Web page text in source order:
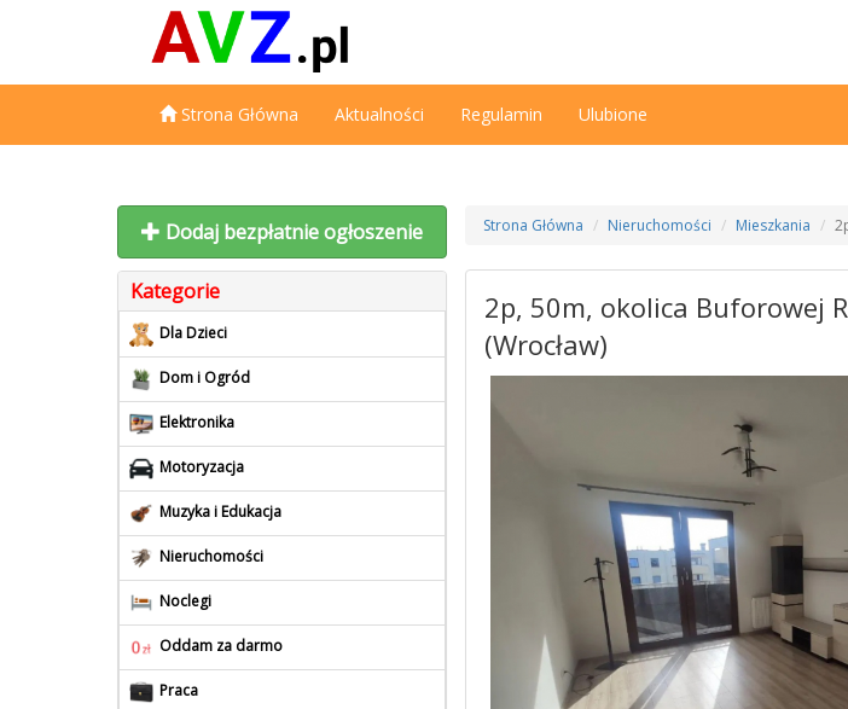
Strona Główna Aktualności Regulamin Ulubione
Dodaj bezpłatnie ogłoszenie
Kategorie
Dla Dzieci
Dom i Ogród
Elektronika
Motoryzacja
Muzyka i Edukacja
Nieruchomości
Noclegi
Oddam za darmo
Praca
Strona Główna Nieruchomości Mieszkania
2p, 50m, okolica Buforowej
(Wrocław)